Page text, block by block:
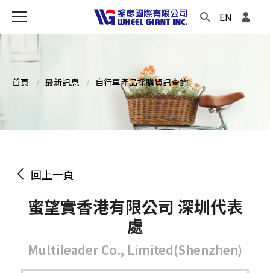
EN
首頁 最新訊息 自行車產品採購資訊查詢
回上一頁
蜜望實香港有限公司 深圳代表
處
Multileader Co., Limited(Shenzhen)